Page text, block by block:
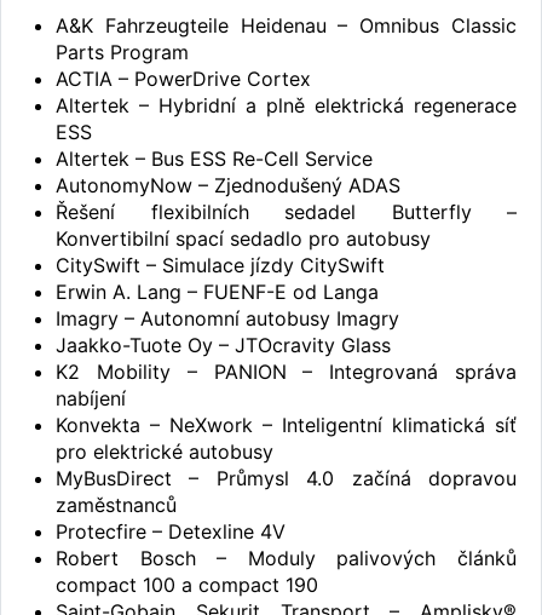
A&K Fahrzeugteile Heidenau – Omnibus Classic
Parts Program
ACTIA – PowerDrive Cortex
Altertek – Hybridní a plně elektrická regenerace
ESS
Altertek – Bus ESS Re-Cell Service
AutonomyNow – Zjednodušený ADAS
Řešení flexibilních sedadel Butterfly –
Konvertibilní spací sedadlo pro autobusy
CitySwift – Simulace jízdy CitySwift
Erwin A. Lang – FUENF-E od Langa
Imagry – Autonomní autobusy Imagry
Jaakko-Tuote Oy – JTOcravity Glass
K2 Mobility – PANION – Integrovaná správa
nabíjení
Konvekta – NeXwork – Inteligentní klimatická síť
pro elektrické autobusy
MyBusDirect – Průmysl 4.0 začíná dopravou
zaměstnanců
Protecfire – Detexline 4V
Robert Bosch – Moduly palivových článků
compact 100 a compact 190